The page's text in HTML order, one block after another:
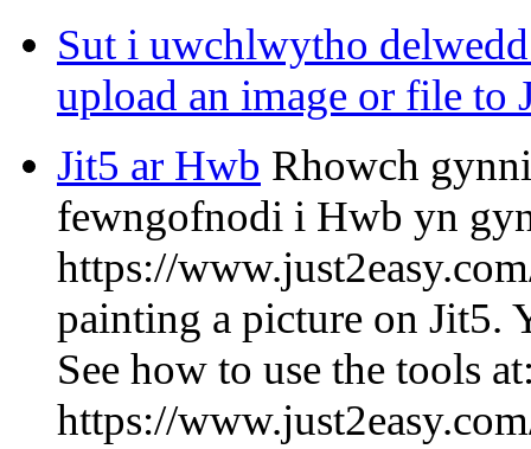
Sut i uwchlwytho
upload an image or file to
Jit5 ar Hwb Rhowch
fewngofnodi i Hwb yn
https://
painting a picture on Jit5.
See how to use the tools
https://